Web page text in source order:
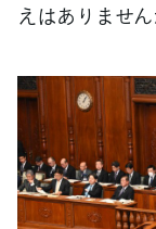
えはありません